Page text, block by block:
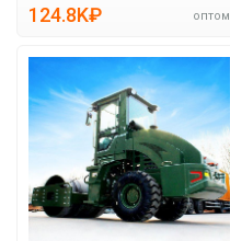
124.8K₽ оптом